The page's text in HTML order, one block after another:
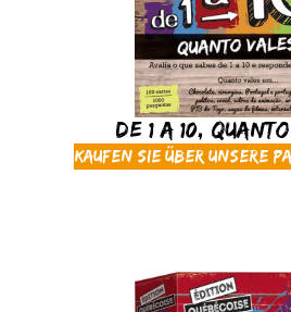
De 1 a 10,
Kaufen Sie über unsere